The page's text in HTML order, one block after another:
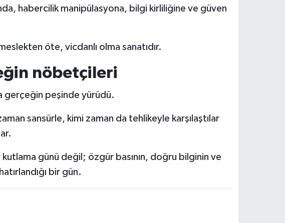
habercilik manipülasyona, bilgi kirliliğine ve güven
öte, vicdanlı olma sanatıdır.
nöbetçileri
gerçeğin peşinde yürüdü.
sansürle, kimi zaman da tehlikeyle karşılaştılar
kutlama günü değil; özgür basının, doğru bilginin ve
bir gün.